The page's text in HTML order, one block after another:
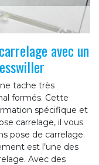
avec un
tache très
formés. Cette
spécifique et
carrelage, il vous
pose de carrelage.
est l’une des
Avec des